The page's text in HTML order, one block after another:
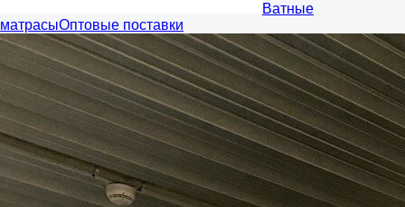
Ватные
матрасыОптовые поставки